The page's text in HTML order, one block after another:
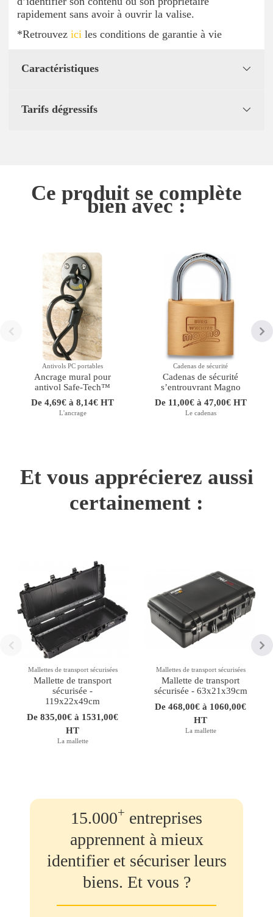
rapidement sans avoir à ouvrir la valise.
*Retrouvez ici les conditions de garantie à vie
Caractéristiques
Tarifs dégressifs
Ce produit se complète
bien avec :
Antivols PC portables
Ancrage mural pour
antivol Safe-Tech™
De 4,69€ à 8,14€ HT
L'ancrage
Cadenas de sécurité
Cadenas de sécurité
sʼentrouvrant Magno
De 11,00€ à 47,00€ HT
Le cadenas
Et vous apprécierez aussi
certainement :
Mallettes de transport sécurisées
Mallette de transport
sécurisée -
119x22x49cm
De 835,00€ à 1531,00€
HT
La mallette
Mallettes de transport sécurisées
Mallette de transport
sécurisée - 63x21x39cm
De 468,00€ à 1060,00€
HT
La mallette
15.000+ entreprises
apprennent à mieux
identifier et sécuriser leurs
biens. Et vous ?